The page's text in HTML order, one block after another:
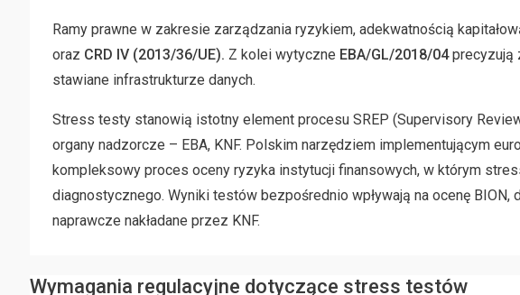
Ramy prawne w zakresie zarządzania ryzykiem, adekwatnością
oraz CRD IV (2013/36/UE). Z kolei wytyczne EBA/GL/2018/04precyzują
stawiane infrastrukturze danych.
Stress testy stanowią istotny element procesu SREP (Supervisory
organy nadzorcze – EBA, KNF. Polskim narzędziem implementującym
kompleksowy proces oceny ryzyka instytucji finansowych, w którym
diagnostycznego. Wyniki testów bezpośrednio wpływają na ocenę
naprawcze nakładane przez KNF.
Wymagania regulacyjne dotyczące stress testów